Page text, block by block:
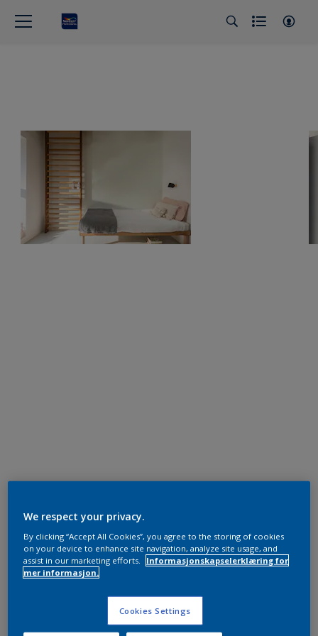
We respect your privacy.
By clicking “Accept All Cookies”, you agree to the storing of cookies
on your device to enhance site navigation, analyze site usage, and
assist in our marketing efforts.
Informasjonskapselerklæring for
mer informasjon.
Cookies Settings